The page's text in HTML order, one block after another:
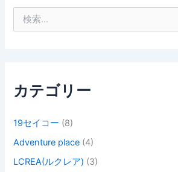
カテゴリー
19セイコー (8)
Adventure place (4)
LCREA(ルクレア) (3)